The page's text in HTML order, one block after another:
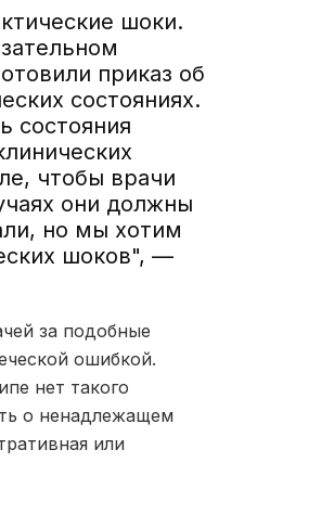
шоки.
приказ об
состояниях.
состояния
чтобы врачи
они должны
но мы хотим
шоков", —
за подобные
ошибкой.
нет такого
о ненадлежащем
или